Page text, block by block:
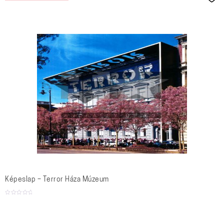
Képeslap – Terror Háza Múzeum